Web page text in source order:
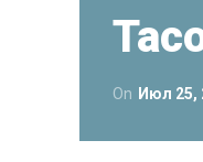
On Июл 25,